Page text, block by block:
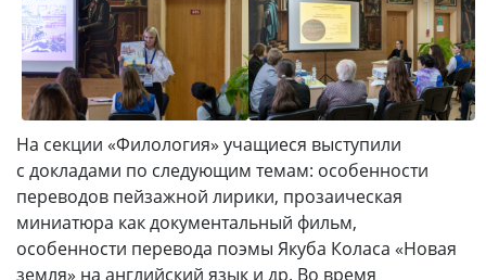
На секции «Филология» учащиеся выступили
с докладами по следующим темам: особенности
переводов пейзажной лирики, прозаическая
миниатюра как документальный фильм,
особенности перевода поэмы Якуба Коласа «Новая
земля» на английский язык и др. Во время